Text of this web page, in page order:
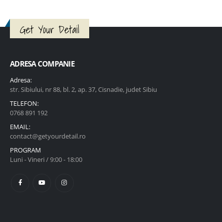
Get Your Detail
ADRESA COMPANIE
Adresa:
str. Sibiului, nr 88, bl. 2, ap. 37, Cisnadie, judet Sibiu
TELEFON:
0768 891 192
EMAIL:
contact@getyourdetail.ro
PROGRAM
Luni - Vineri / 9:00 - 18:00